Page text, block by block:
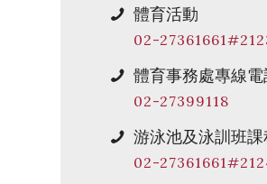
體育活動
02-
體育事務處專線
02-27399118
游泳池及泳訓班課
02-